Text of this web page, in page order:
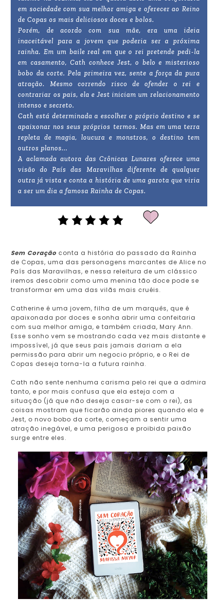
em sociedade com sua melhor amiga e oferecer ao Reino
de Copas os mais deliciosos doces e bolos.
Porém, de acordo com sua mãe, era uma ideia
inaceitável para a jovem que poderia ser a próxima
rainha. Em um baile real em que o rei pretende pedi-la
em casamento, Cath conhece Jest, o belo e misterioso
bobo da corte. Pela primeira vez, sente a força da pura
atração. Mesmo correndo risco de ofender o rei e
contrariar os pais, ela e Jest iniciam um relacionamento
intenso e secreto.
Cath está determinada a escolher o próprio destino e se
apaixonar nos seus próprios termos. Mas em uma terra
repleta de magia, loucura e monstros, o destino tem
outros planos...
A aclamada autora das Crônicas Lunares oferece uma
visão do País das Maravilhas diferente de qualquer
outra já vista e conta a história de uma garota que viria
a ser um dia a famosa Rainha de Copas.
Sem Coração conta a história do passado da Rainha
de Copas, uma das personagens marcantes de Alice no
País das Maravilhas, e nessa releitura de um clássico
iremos descobrir como uma menina tão doce pode se
transformar em uma das vilãs mais cruéis.
Catherine é uma jovem, filha de um marquês, que é
apaixonada por doces e sonha abrir uma confeitaria
com sua melhor amiga, e também criada, Mary Ann.
Esse sonho vem se mostrando cada vez mais distante e
impossível, já que seus pais jamais dariam a ela
permissão para abrir um negocio próprio, e o Rei de
Copas deseja torna-la a futura rainha.
Cath não sente nenhuma carisma pelo rei que a admira
tanto, e por mais confusa que ela esteja com a
situação (já que não deseja casar-se com o rei), as
coisas mostram que ficarão ainda piores quando ela e
Jest, o novo bobo da corte, começam a sentir uma
atração inegável, e uma perigosa e proibida paixão
surge entre eles.